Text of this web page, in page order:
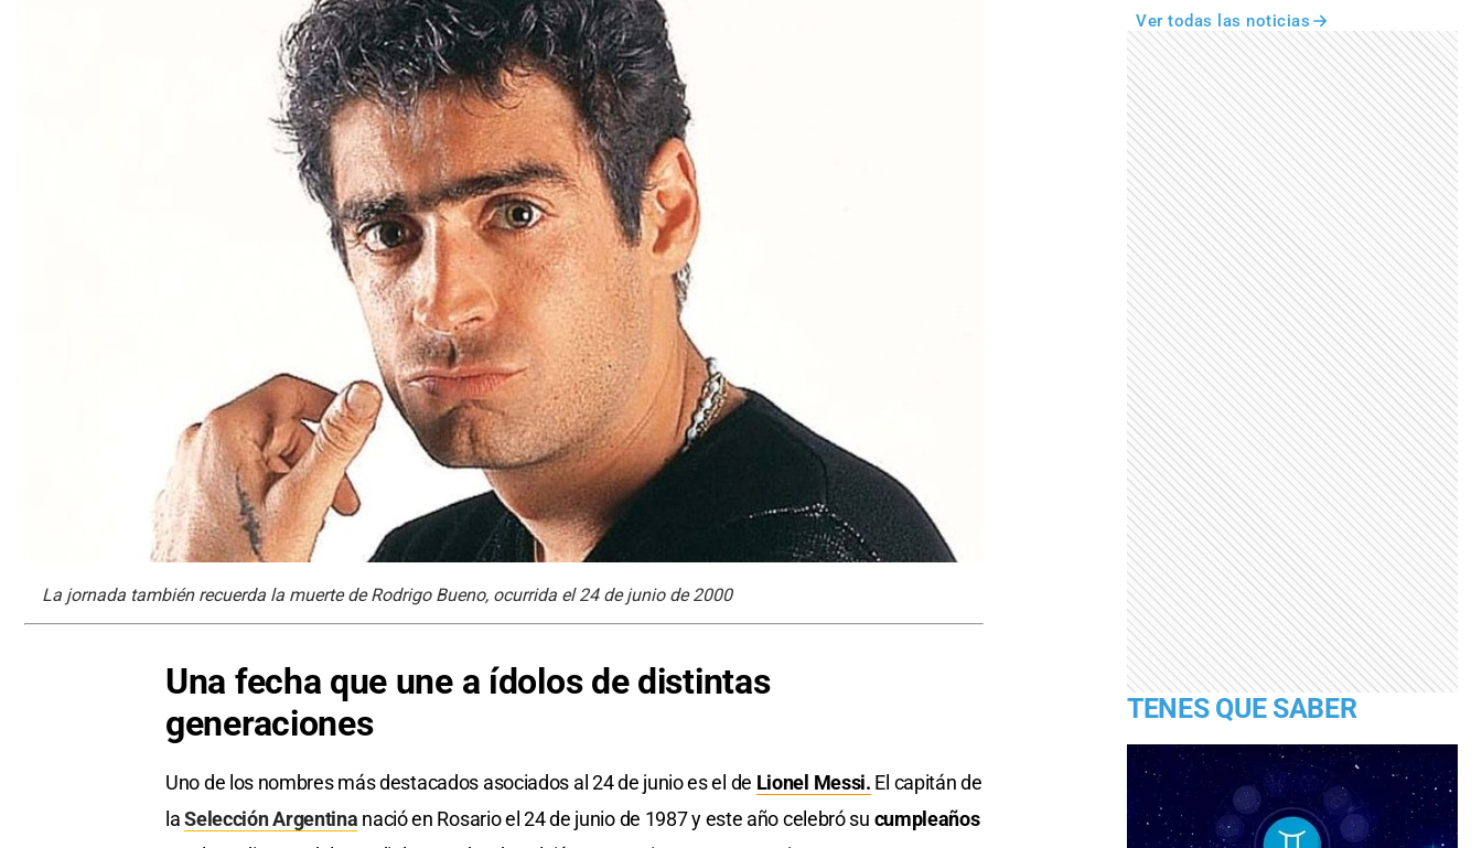
La jornada también recuerda la muerte de Rodrigo Bueno, ocurrida el 24 de junio de 2000
Una fecha que une a ídolos de distintas
generaciones
Uno de los nombres más destacados asociados al 24 de junio es el de Lionel Messi. El capitán de
laSelección Argentina nació en Rosario el 24 de junio de 1987 y este año celebró su cumpleaños
Ver todas las noticias
TENES QUE SABER